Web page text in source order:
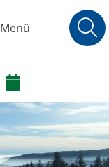
Menü